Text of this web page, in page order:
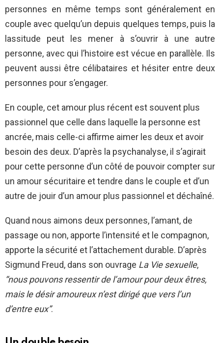
personnes en même temps sont généralement en
couple avec quelqu’un depuis quelques temps, puis la
lassitude peut les mener à s’ouvrir à une autre
personne, avec qui l’histoire est vécue en parallèle. Ils
peuvent aussi être célibataires et hésiter entre deux
personnes pour s’engager.
En couple, cet amour plus récent est souvent plus
passionnel que celle dans laquelle la personne est
ancrée, mais celle-ci affirme aimer les deux et avoir
besoin des deux. D’après la psychanalyse, il s’agirait
pour cette personne d’un côté de pouvoir compter sur
un amour sécuritaire et tendre dans le couple et d’un
autre de jouir d’un amour plus passionnel et déchaîné.
Quand nous aimons deux personnes, l’amant, de
passage ou non, apporte l’intensité et le compagnon,
apporte la sécurité et l’attachement durable. D’après
Sigmund Freud, dans son ouvrage La Vie sexuelle,
“nous pouvons ressentir de l’amour pour deux êtres,
mais le désir amoureux n’est dirigé que vers l’un
d’entre eux”.